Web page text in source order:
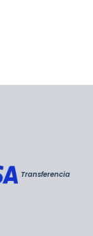
Transferencia